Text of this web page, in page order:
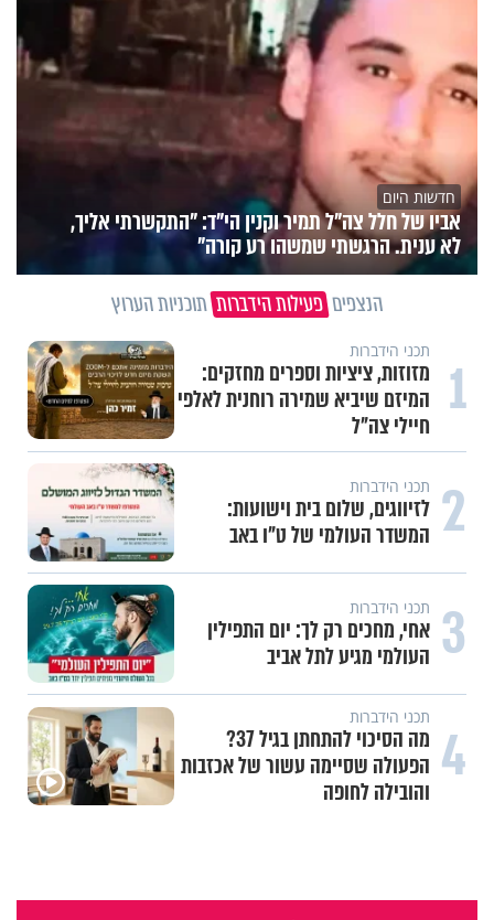
חדשות היום
אביו של חלל צה"ל תמיר וקנין הי"ד: "התקשרתי אליך,
לא ענית. הרגשתי שמשהו רע קורה"
הנצפים פעילות הידברות תוכניות הערוץ
1 תכני הידברות
מזוזות, ציציות וספרים מחזקים:
המיזם שיביא שמירה רוחנית לאלפי
חיילי צה"ל
2 תכני הידברות
לזיווגים, שלום בית וישועות:
המשדר העולמי של ט"ו באב
3 תכני הידברות
אחי, מחכים רק לך: יום התפילין
העולמי מגיע לתל אביב
4 תכני הידברות
מה הסיכוי להתחתן בגיל 37?
הפעולה שסיימה עשור של אכזבות
והובילה לחופה